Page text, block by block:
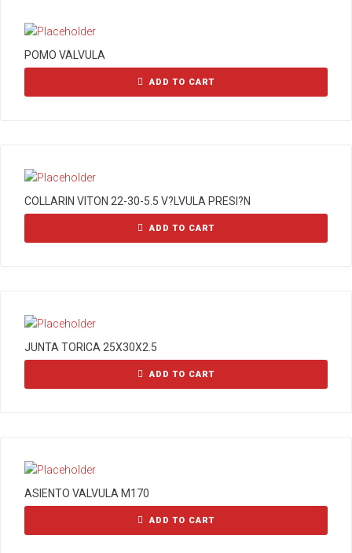
POMO VALVULA
ADD TO CART
COLLARIN VITON 22-30-5.5 V?LVULA PRESI?N
ADD TO CART
JUNTA TORICA 25X30X2.5
ADD TO CART
ASIENTO VALVULA M170
ADD TO CART